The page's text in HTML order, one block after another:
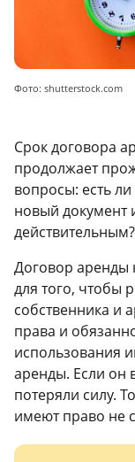
Фото: shutterstock.com
Срок договора
продолжает
вопросы: есть
новый документ
Договор аренды
для того, чтобы
собственника и
права и
использования
аренды. Если он
потеряли силу.
имеют право не